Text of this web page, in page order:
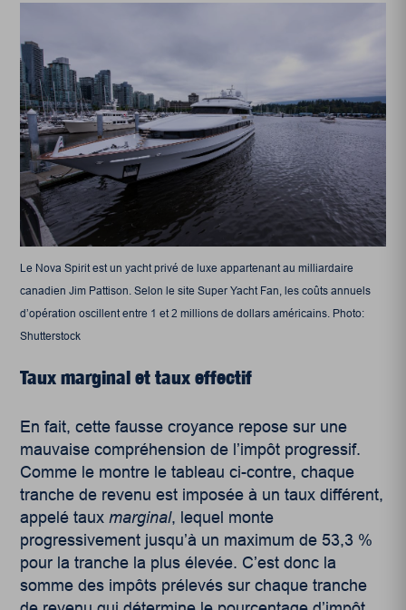
Le Nova Spirit est un yacht privé de luxe appartenant au milliardaire
canadien Jim Pattison. Selon le site Super Yacht Fan, les coûts annuels
d’opération oscillent entre 1 et 2 millions de dollars américains. Photo:
Shutterstock
Taux marginal et taux effectif
En fait, cette fausse croyance repose sur une
mauvaise compréhension de l’impôt progressif.
Comme le montre le tableau ci-contre, chaque
tranche de revenu est imposée à un taux différent,
appelé taux marginal, lequel monte
progressivement jusqu’à un maximum de 53,3 %
pour la tranche la plus élevée. C’est donc la
somme des impôts prélevés sur chaque tranche